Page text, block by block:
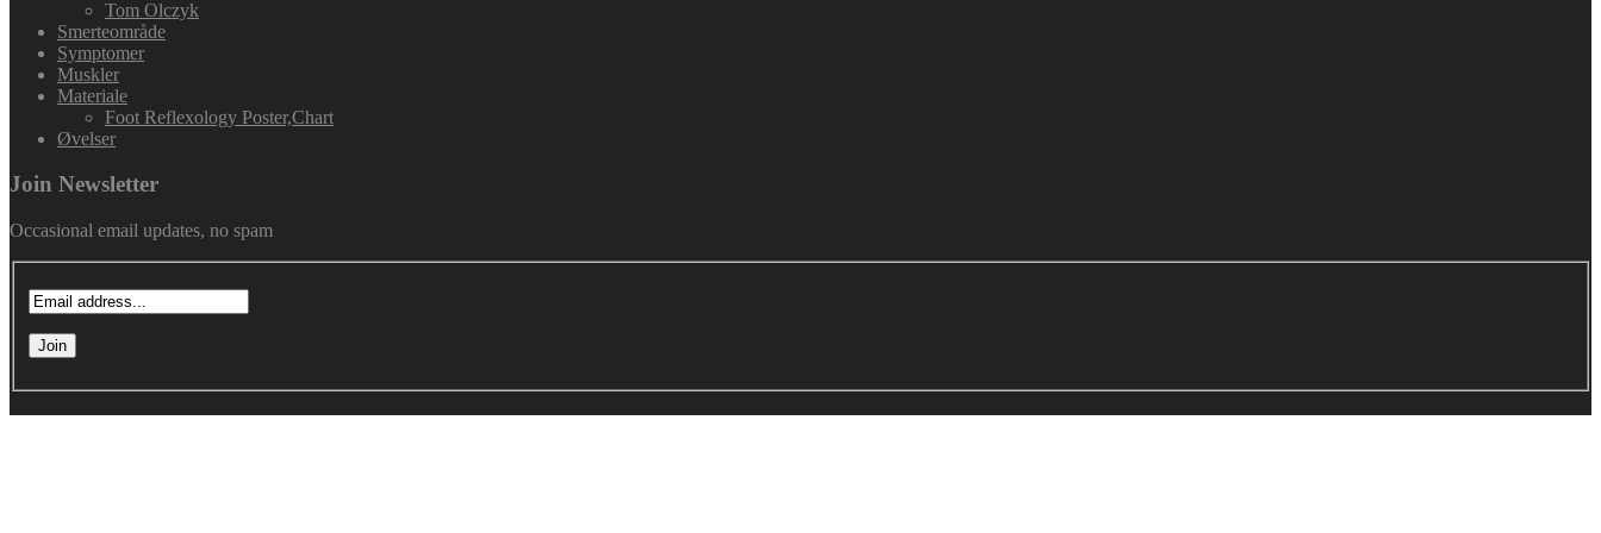
Tom Olczyk
Smerteområde
Symptomer
Muskler
Materiale
Foot Reflexology Poster,Chart
Øvelser
Join Newsletter
Occasional email updates, no spam